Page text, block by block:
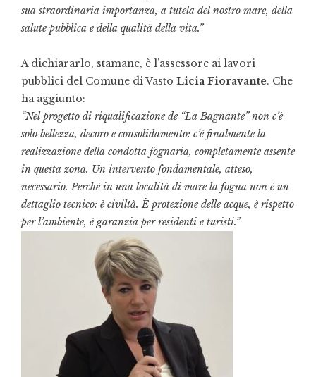
sua straordinaria importanza, a tutela del nostro mare, della
salute pubblica e della qualità della vita.”
A dichiararlo, stamane, è l’assessore ai lavori
pubblici del Comune di Vasto Licia Fioravante. Che
ha aggiunto:
“Nel progetto di riqualificazione de “La Bagnante” non c’è
solo bellezza, decoro e consolidamento: c’è finalmente la
realizzazione della condotta fognaria, completamente assente
in questa zona. Un intervento fondamentale, atteso,
necessario. Perché in una località di mare la fogna non è un
dettaglio tecnico: è civiltà. È protezione delle acque, è rispetto
per l’ambiente, è garanzia per residenti e turisti.”